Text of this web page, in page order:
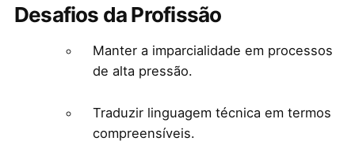
Desafios da Profissão
Manter a imparcialidade em processos
de alta pressão.
Traduzir linguagem técnica em termos
compreensíveis.